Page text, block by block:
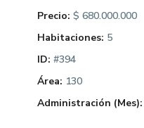
Precio: $ 680.000.000
Habitaciones: 5
ID: #394
Área: 130
Administración (Mes):